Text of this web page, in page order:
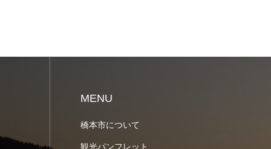
MENU
橋本市について
観光パンフレット